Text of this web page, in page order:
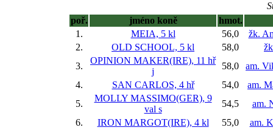
poř.
jméno koně
hmot.
1.
MEIA, 5 kl 56,0
žk.
2.
OLD SCHOOL, 5 kl 58,0
3.
OPINION MAKER(IRE), 11 hř
j
58,0
am.
4.
SAN CARLOS, 4 hř 54,0
am.
5.
MOLLY MASSIMO(GER), 9
val s
54,5
am.
6.
IRON MARGOT(IRE), 4 kl 55,0
am.